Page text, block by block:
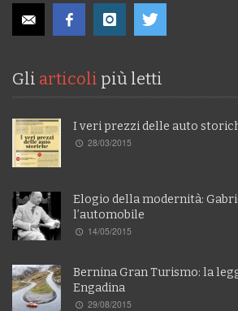
Gli articoli più letti
I veri prezzi delle auto
28/03/2015
Elogio della modernità:
l’automobile
14/05/2015
Bernina Gran Turismo: la
Engadina
29/08/2015